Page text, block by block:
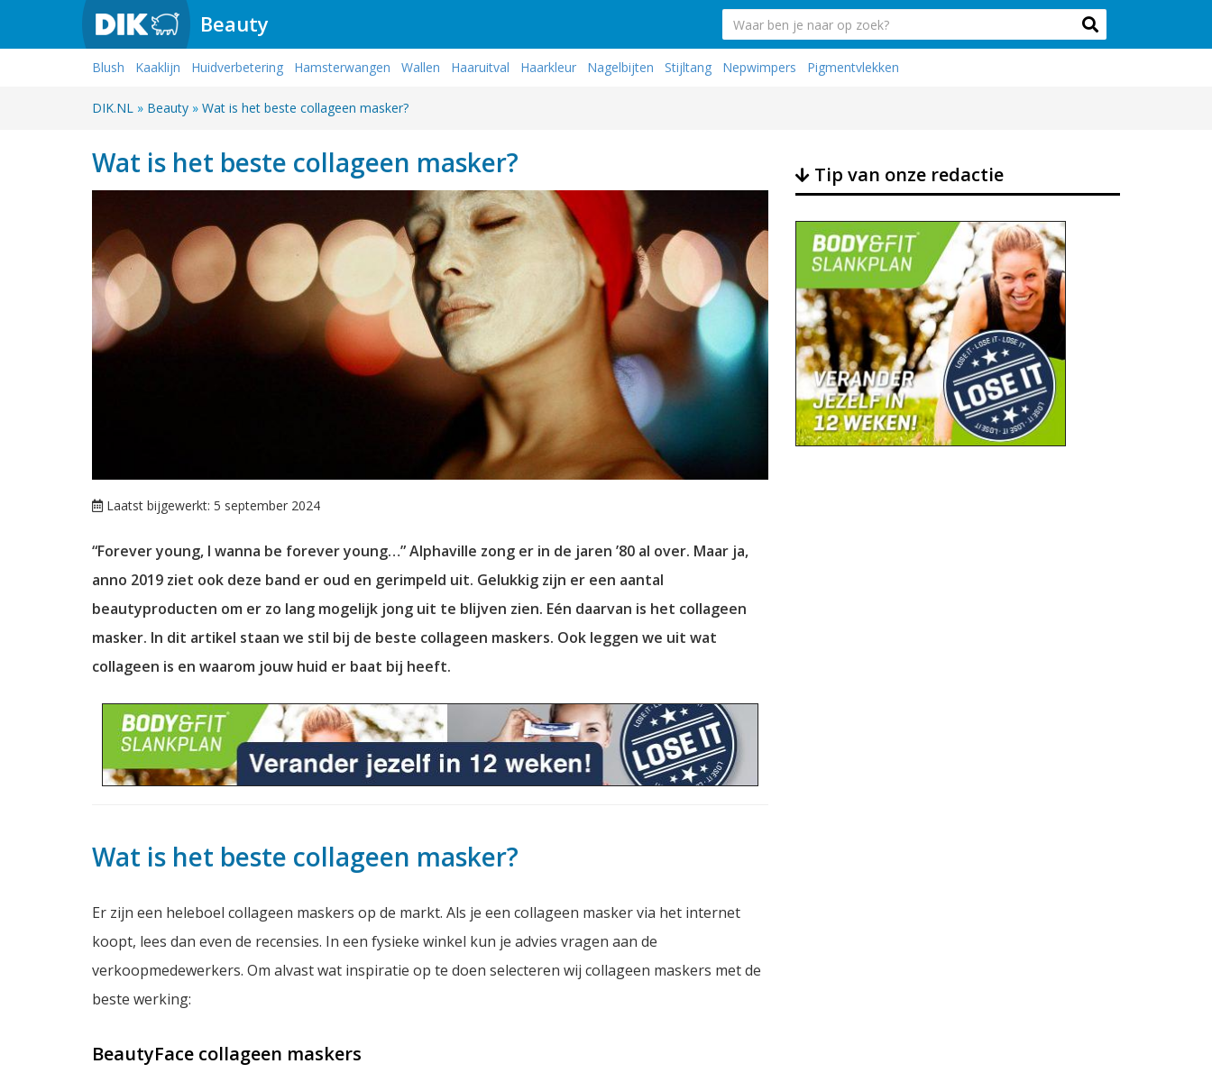
Beauty
Blush Kaaklijn Huidverbetering Hamsterwangen Wallen Haaruitval Haarkleur Nagelbijten Stijltang Nepwimpers Pigmentvlekken
DIK.NL » Beauty » Wat is het beste collageen masker?
Wat is het beste collageen masker?
Laatst bijgewerkt: 5 september 2024
“Forever young, I wanna be forever young…” Alphaville zong er in de jaren ’80 al over. Maar ja,
anno 2019 ziet ook deze band er oud en gerimpeld uit. Gelukkig zijn er een aantal
beautyproducten om er zo lang mogelijk jong uit te blijven zien. Eén daarvan is het collageen
masker. In dit artikel staan we stil bij de beste collageen maskers. Ook leggen we uit wat
collageen is en waarom jouw huid er baat bij heeft.
Wat is het beste collageen masker?
Er zijn een heleboel collageen maskers op de markt. Als je een collageen masker via het internet
koopt, lees dan even de recensies. In een fysieke winkel kun je advies vragen aan de
verkoopmedewerkers. Om alvast wat inspiratie op te doen selecteren wij collageen maskers met de
beste werking:
BeautyFace collageen maskers
Tip van onze redactie